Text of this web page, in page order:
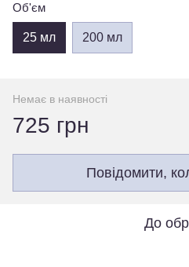
Об'єм
25 мл 200 мл
Немає в наявності
725 грн
Повідомити,
До